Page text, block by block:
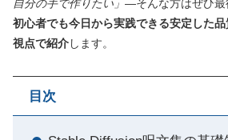
自分の手で作りたい」 ―そんな方はぜひ最
初心者でも今日から実践できる安定した
視点で紹介します。
目次